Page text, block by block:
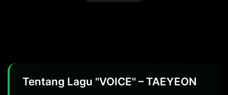
Tentang Lagu "VOICE" – TAEYEON